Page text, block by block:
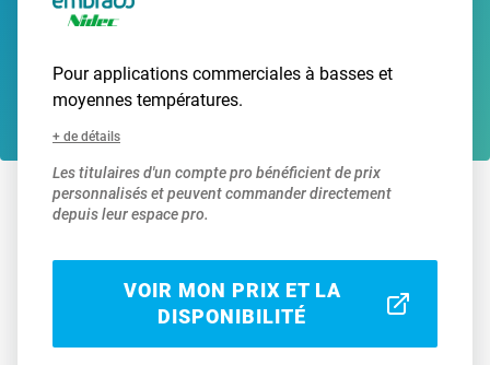
Pour applications commerciales à basses et
moyennes températures.
+ de détails
Les titulaires d'un compte pro bénéficient de prix
personnalisés et peuvent commander directement
depuis leur espace pro.
VOIR MON PRIX ET LA
DISPONIBILITÉ